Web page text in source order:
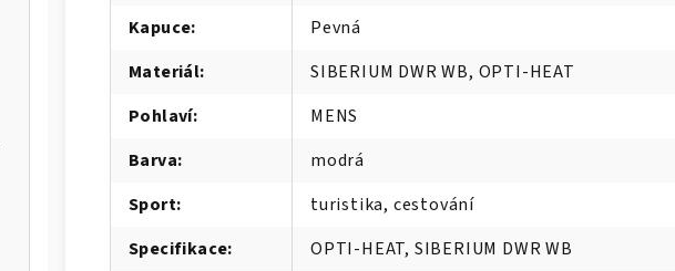
Kapuce:
Pevná
Materiál:
SIBERIUM DWR WB, OPTI-HEAT
Pohlaví:
MENS
Barva:
modrá
Sport:
turistika, cestování
Specifikace: OPTI-HEAT, SIBERIUM DWR WB